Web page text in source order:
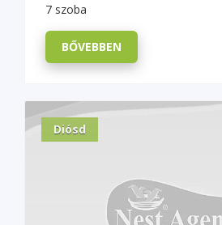
7 szoba
BŐVEBBEN
Diósd